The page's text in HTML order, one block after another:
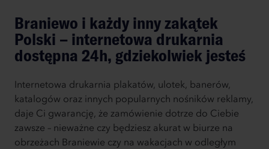
Braniewo i każdy inny zakątek
Polski – internetowa drukarnia
dostępna 24h, gdziekolwiek jesteś
Internetowa drukarnia plakatów, ulotek, banerów,
katalogów oraz innych popularnych nośników reklamy,
daje Ci gwarancję, że zamówienie dotrze do Ciebie
zawsze – nieważne czy będziesz akurat w biurze na
obrzeżach Braniewie czy na wakacjach w odległym